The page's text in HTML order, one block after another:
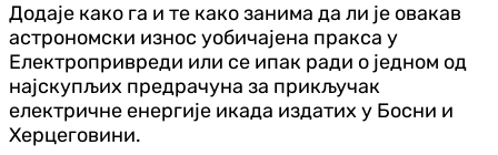
Додаје како га и те како занима да ли је овакав
астрономски износ уобичајена пракса у
Електропривреди или се ипак ради о једном од
најскупљих предрачуна за прикључак
електричне енергије икада издатих у Босни и
Херцеговини.